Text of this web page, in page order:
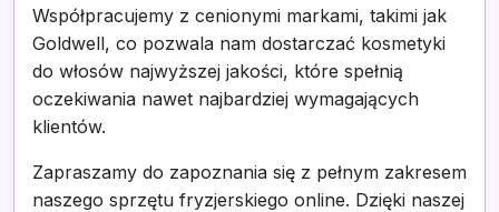
Współpracujemy z cenionymi markami, takimi jak
Goldwell, co pozwala nam dostarczać kosmetyki
do włosów najwyższej jakości, które spełnią
oczekiwania nawet najbardziej wymagających
klientów.
Zapraszamy do zapoznania się z pełnym zakresem
naszego sprzętu fryzjerskiego online. Dzięki naszej